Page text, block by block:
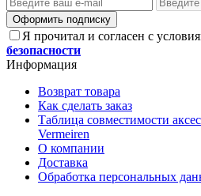
Оформить подписку
Я прочитал и согласен с
безопасности
Информация
Возврат товара
Как сделать заказ
Таблица совместимости
Vermeiren
О компании
Доставка
Обработка персональных